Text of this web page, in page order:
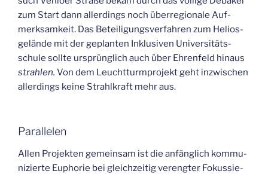
zum Start dann aller­dings noch über­re­gio­na­le Auf­
merk­sam­keit. Das Betei­li­gungs­ver­fah­ren zum Helios­
ge­län­de mit der geplan­ten Inklu­si­ven Uni­ver­si­täts­
schu­le soll­te ursprüng­lich auch über Ehren­feld hin­aus
strah­len. Von dem Leucht­turm­pro­jekt geht inzwi­schen
aller­dings kei­ne Strahl­kraft mehr aus.
Par­al­le­len
Allen Pro­jek­ten gemein­sam ist die anfäng­lich kom­mu­
ni­zier­te Eupho­rie bei gleich­zei­tig ver­eng­ter Fokus­sie­